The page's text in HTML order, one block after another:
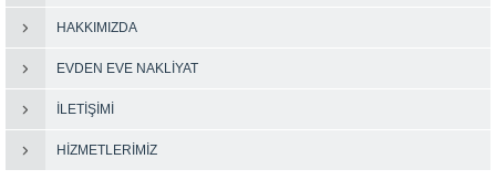
HAKKIMIZDA
EVDEN EVE NAKLIYAT
İLETIŞIMI
HIZMETLERIMIZ